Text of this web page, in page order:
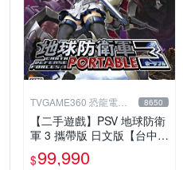
TVGAME360 恐龍電玩- 8650
【二手遊戲】PSV 地球防衛
軍 3 攜帶版 日文版【台中恐
龍電玩】
$99,990